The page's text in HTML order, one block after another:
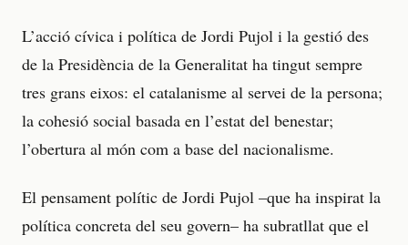
L’acció cívica i política de Jordi Pujol i la gestió des
de la Presidència de la Generalitat ha tingut sempre
tres grans eixos: el catalanisme al servei de la persona;
la cohesió social basada en l’estat del benestar;
l’obertura al món com a base del nacionalisme.
El pensament polític de Jordi Pujol –que ha inspirat la
política concreta del seu govern– ha subratllat que el